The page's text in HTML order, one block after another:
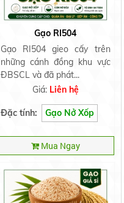
Gạo RI504
Gạo RI504 gieo cấy trên
những cánh đồng khu vực
ĐBSCL và đã phát...
Giá: Liên hệ
Đặc tính: Gạo Nở Xốp
Mua Ngay